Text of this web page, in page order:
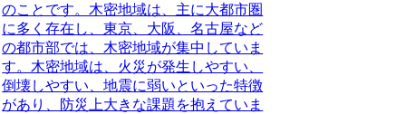
のことです。木密地域は、主に大都市圏
に多く存在し、東京、大阪、名古屋など
の都市部では、木密地域が集中していま
す。木密地域は、火災が発生しやすい、
倒壊しやすい、地震に弱いといった特徴
があり、防災上大きな課題を抱えていま